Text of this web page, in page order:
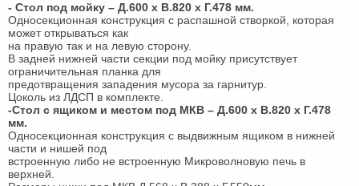
- Стол под мойку – Д.600 х В.820 х Г.478 мм.
Односекционная конструкция с распашной створкой, которая
может открываться как
на правую так и на левую сторону.
В задней нижней части секции под мойку присутствует
ограничительная планка для
предотвращения западения мусора за гарнитур.
Цоколь из ЛДСП в комплекте.
-Стол с ящиком и местом под МКВ – Д.600 х В.820 х Г.478
мм.
Односекционная конструкция с выдвижным ящиком в нижней
части и нишей под
встроенную либо не встроенную Микроволновую печь в
верхней.